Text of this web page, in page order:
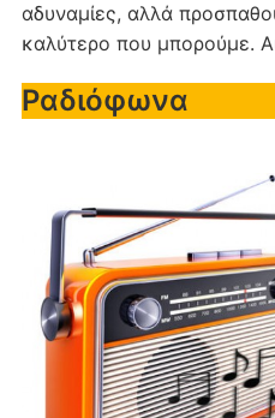
αδυναμίες, αλλά
καλύτερο που μπορούμε.
Ραδιόφωνα